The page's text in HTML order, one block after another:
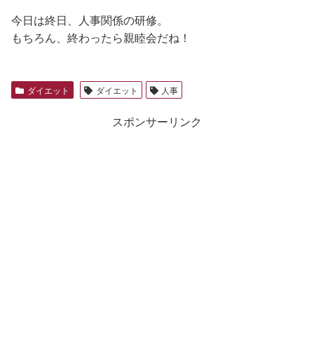
今日は終日、人事関係の研修。
もちろん、終わったら親睦会だね！
ダイエット ダイエット 人事
スポンサーリンク